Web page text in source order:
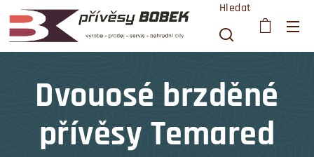
Hledat
Dvouosé brzděné
přívěsy Temared